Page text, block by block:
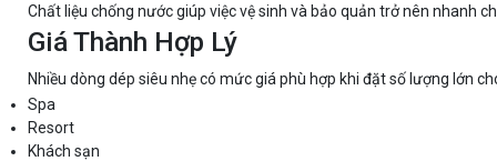
Chất liệu chống nước giúp việc vệ sinh và bảo quản trở nên nhanh
Giá Thành Hợp Lý
Nhiều dòng dép siêu nhẹ có mức giá phù hợp khi đặt số lượng lớn
Spa
Resort
Khách sạn